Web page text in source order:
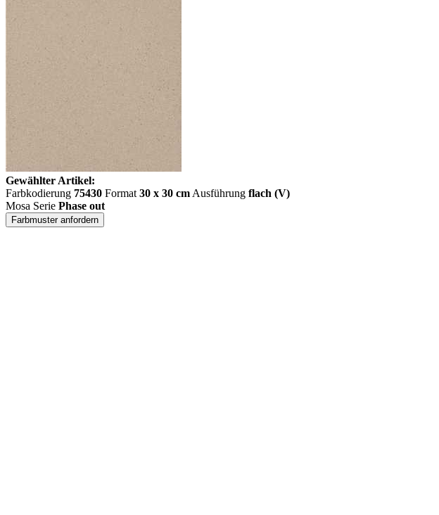
Gewählter Artikel:
Farbkodierung 75430 Format 30 x 30 cm Ausführung flach (V)
Mosa Serie Phase out
Farbmuster anfordern